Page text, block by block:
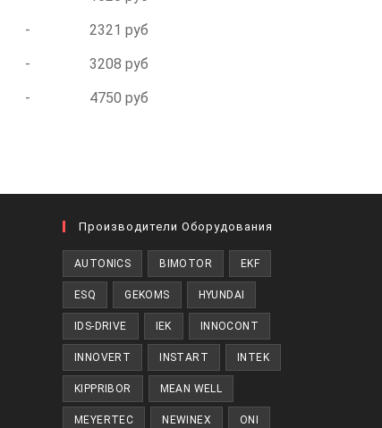
-
2321 руб
-
3208 руб
- 4750 руб
Производители Оборудования
AUTONICS BIMOTOR EKF
ESQ GEKOMS HYUNDAI
IDS-DRIVE IEK INNOCONT
INNOVERT INSTART INTEK
KIPPRIBOR MEAN WELL
MEYERTEC NEWINEX ONI